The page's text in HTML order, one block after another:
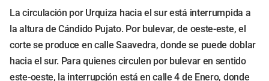
La circulación por Urquiza hacia el sur está interrumpida a
la altura de Cándido Pujato. Por bulevar, de oeste-este, el
corte se produce en calle Saavedra, donde se puede doblar
hacia el sur. Para quienes circulen por bulevar en sentido
este-oeste, la interrupción está en calle 4 de Enero, donde